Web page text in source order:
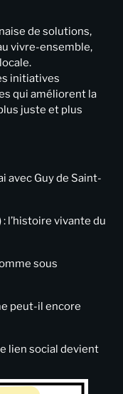
de solutions,
vivre-ensemble,
initiatives
qui améliorent la
juste et plus
avec Guy de Saint-
l’histoire vivante du
sous
peut-il encore
lien social devient